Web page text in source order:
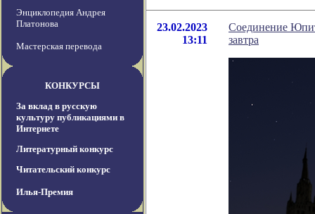
Энциклопедия Андрея
Платонова
Мастерская перевода
КОНКУРСЫ
За вклад в русскую
культуру публикациями в
Интернете
Литературный конкурс
Читательский конкурс
Илья-Премия
23.02.2023
13:11
Соединение
завтра